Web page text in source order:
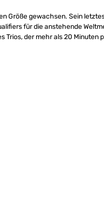
Größe gewachsen. Sein
für die anstehende
Trios, der mehr als 20 Minuten